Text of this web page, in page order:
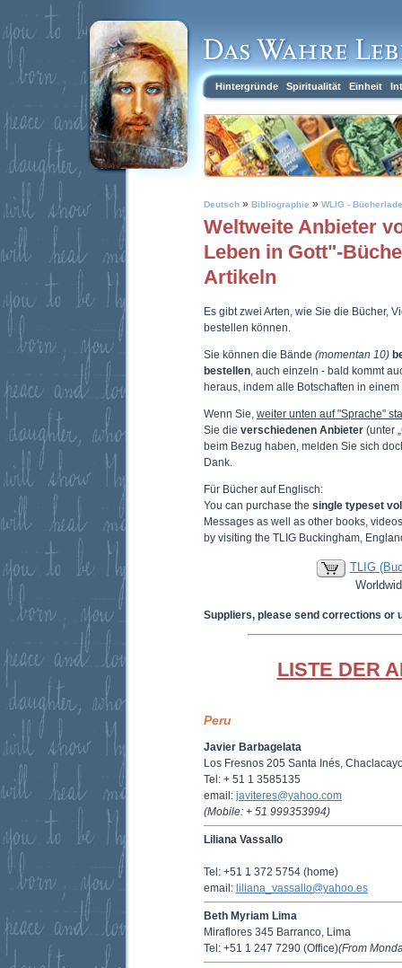
Hintergründe Spiritualität Einheit
Deutsch » Bibliographie » WLIG -
Weltweite Anbieter
Leben in Gott"-
Artikeln
Es gibt zwei Arten, wie Sie die Bücher,
bestellen können.
Sie können die Bände (momentan 10)
bestellen , auch einzeln - bald kommt
heraus, indem alle Botschaften in
Wenn Sie, weiter unten auf "Sprache"
Sie die verschiedenen Anbieter (unter
beim Bezug haben, melden Sie sich
Dank.
Für Bücher auf Englisch:
You can purchase the single typeset
Messages as well as other books,
by visiting the TLIG Buckingham,
TLIG
Suppliers, please send corrections or
LISTE DER
Peru
Javier Barbagelata
Los Fresnos 205 Santa Inés,
Tel: + 51 1 3585135
email: javiteres@yahoo.com
(Mobile: + 51 999353994)
Liliana Vassallo
Tel: +51 1 372 5754 (home)
email: liliana_vassallo@yahoo.es
Beth Myriam Lima
Miraflores 345 Barranco, Lima
Tel: +51 1 247 7290 (Office)(From